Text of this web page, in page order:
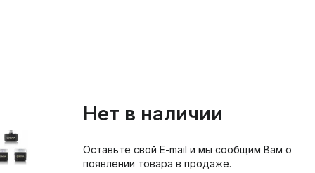
Плееры Аудиоинтерфейсы
Виниловые
проигрыватели
Звуковые карты
Partybox
Саундбары
Компьютерные колонки Веб-камеры
Коврики с подсветкой Проекторы
Зарядные устройства Транспорт
Нет в наличии
Оставьте свой E-mail и мы сообщим Вам о
появлении товара в продаже.